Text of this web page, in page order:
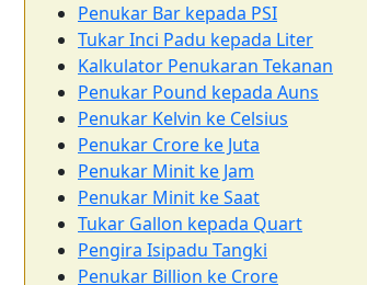
Penukar Bar kepada PSI
Tukar Inci Padu kepada Liter
Kalkulator Penukaran Tekanan
Penukar Pound kepada Auns
Penukar Kelvin ke Celsius
Penukar Crore ke Juta
Penukar Minit ke Jam
Penukar Minit ke Saat
Tukar Gallon kepada Quart
Pengira Isipadu Tangki
Penukar Billion ke Crore